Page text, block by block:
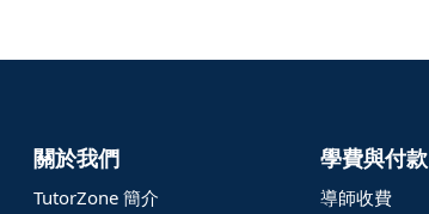
關於我們
TutorZone 簡介
學費與付款
導師收費